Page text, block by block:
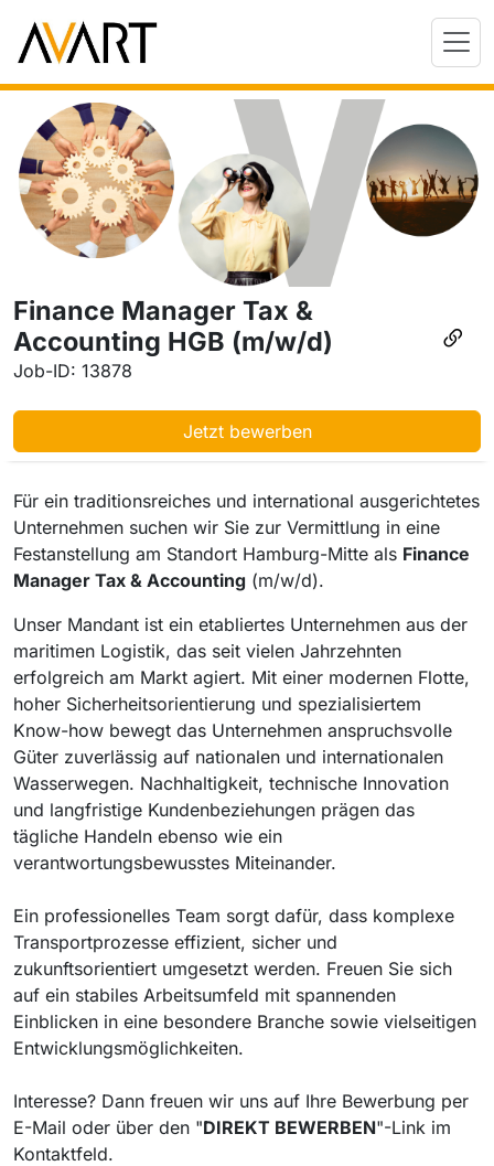
Finance Manager Tax &
Accounting HGB (m/w/d)
Job-ID: 13878
Jetzt bewerben
Für ein traditionsreiches und international ausgerichtetes
Unternehmen suchen wir Sie zur Vermittlung in eine
Festanstellung am Standort Hamburg-Mitte als Finance
Manager Tax & Accounting (m/w/d).
Unser Mandant ist ein etabliertes Unternehmen aus der
maritimen Logistik, das seit vielen Jahrzehnten
erfolgreich am Markt agiert. Mit einer modernen Flotte,
hoher Sicherheitsorientierung und spezialisiertem
Know-how bewegt das Unternehmen anspruchsvolle
Güter zuverlässig auf nationalen und internationalen
Wasserwegen. Nachhaltigkeit, technische Innovation
und langfristige Kundenbeziehungen prägen das
tägliche Handeln ebenso wie ein
verantwortungsbewusstes Miteinander.
Ein professionelles Team sorgt dafür, dass komplexe
Transportprozesse effizient, sicher und
zukunftsorientiert umgesetzt werden. Freuen Sie sich
auf ein stabiles Arbeitsumfeld mit spannenden
Einblicken in eine besondere Branche sowie vielseitigen
Entwicklungsmöglichkeiten.
Interesse? Dann freuen wir uns auf Ihre Bewerbung per
E-Mail oder über den "DIREKT BEWERBEN"-Link im
Kontaktfeld.